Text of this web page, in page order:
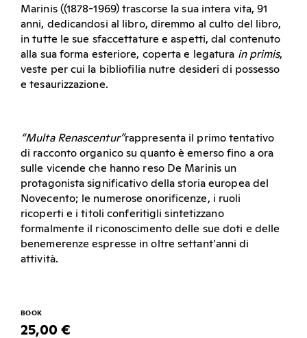
Marinis ((1878-1969) trascorse la sua intera vita, 91
anni, dedicandosi al libro, diremmo al culto del libro,
in tutte le sue sfaccettature e aspetti, dal contenuto
alla sua forma esteriore, coperta e legatura in primis,
veste per cui la bibliofilia nutre desideri di possesso
e tesaurizzazione.
“Multa Renascentur”rappresenta il primo tentativo
di racconto organico su quanto è emerso fino a ora
sulle vicende che hanno reso De Marinis un
protagonista significativo della storia europea del
Novecento; le numerose onorificenze, i ruoli
ricoperti e i titoli conferitigli sintetizzano
formalmente il riconoscimento delle sue doti e delle
benemerenze espresse in oltre settant’anni di
attività.
BOOK
25,00 €